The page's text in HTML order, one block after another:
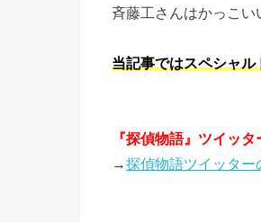
斉藤工さんはかっこい
当記事ではスペシャル
『探偵物語』ツイッ
→探偵物語ツイッター